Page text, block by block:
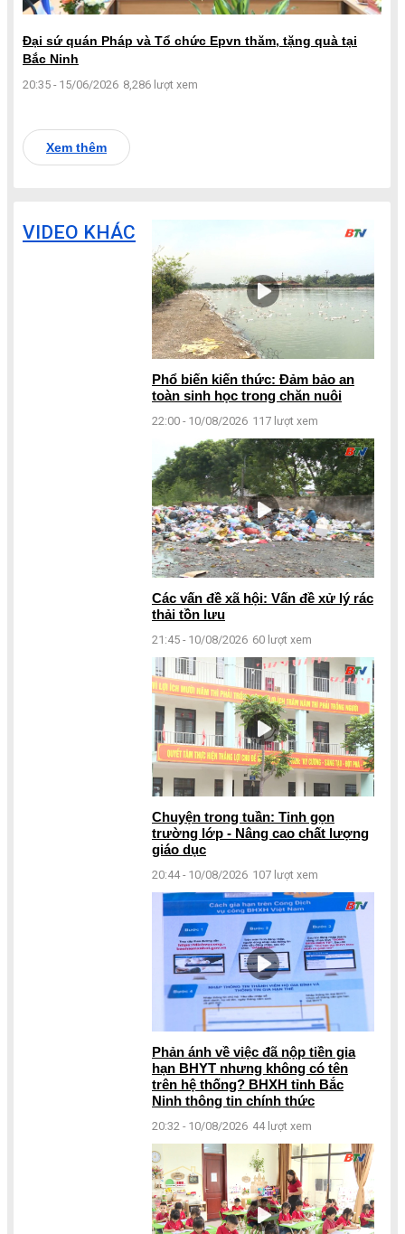
Đại sứ quán Pháp và Tổ chức Epvn thăm, tặng quà tại
Bắc Ninh
20:35 - 15/06/2026 8,286 lượt xem
Xem thêm
VIDEO KHÁC
Phổ biến kiến thức: Đảm bảo an
toàn sinh học trong chăn nuôi
22:00 - 10/08/2026 117 lượt xem
Các vấn đề xã hội: Vấn đề xử lý rác
thải tồn lưu
21:45 - 10/08/2026 60 lượt xem
Chuyện trong tuần: Tinh gọn
trường lớp - Nâng cao chất lượng
giáo dục
20:44 - 10/08/2026 107 lượt xem
Phản ánh về việc đã nộp tiền gia
hạn BHYT nhưng không có tên
trên hệ thống? BHXH tỉnh Bắc
Ninh thông tin chính thức
20:32 - 10/08/2026 44 lượt xem